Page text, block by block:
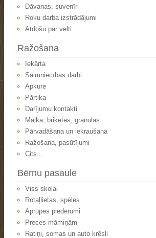
Dāvanas, suvenīri
Roku darba izstrādājumi
Atdošu par velti
Ražošana
Iekārta
Saimniecības darbi
Apkure
Pārtika
Darījumu kontakti
Malka, briketes, granulas
Pārvadāšana un iekraušana
Ražošana, pasūtījumi
Cits...
Bērnu pasaule
Viss skolai
Rotaļlietas, spēles
Aprūpes piederumi
Preces māmiņām
Ratiņi, somas un auto krēsli